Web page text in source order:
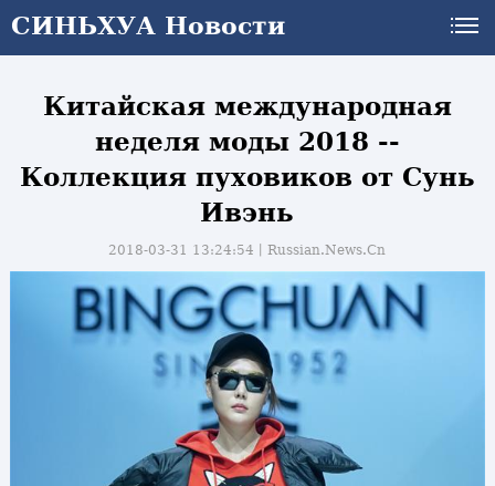
СИНЬХУА Новости
Китайская международная
неделя моды 2018 --
Коллекция пуховиков от Сунь
Ивэнь
2018-03-31 13:24:54丨Russian.News.Cn